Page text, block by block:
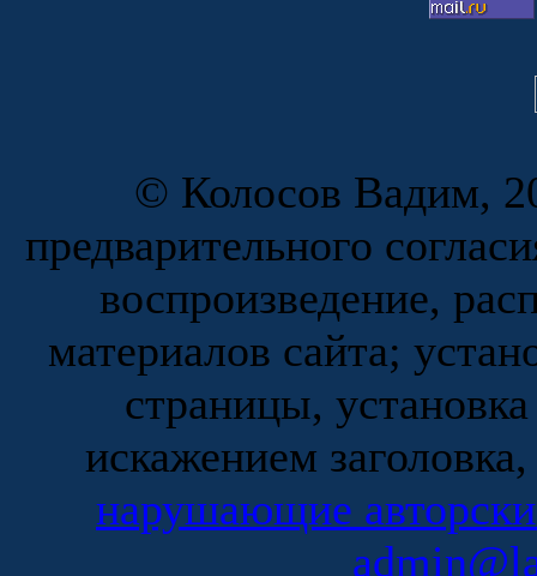
© Колосов Вадим,
предварительного
воспроизведение,
материалов сайта;
страницы,
искажением
нарушающие